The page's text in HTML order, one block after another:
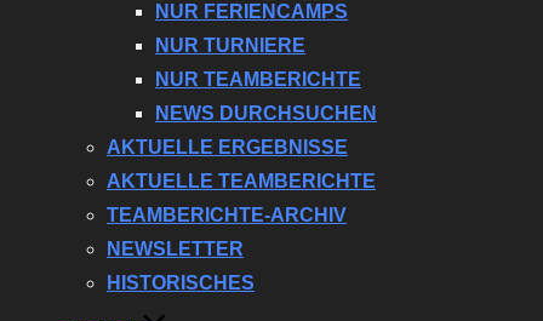
NUR FERIENCAMPS
NUR TURNIERE
NUR TEAMBERICHTE
NEWS DURCHSUCHEN
AKTUELLE ERGEBNISSE
AKTUELLE TEAMBERICHTE
TEAMBERICHTE-ARCHIV
NEWSLETTER
HISTORISCHES